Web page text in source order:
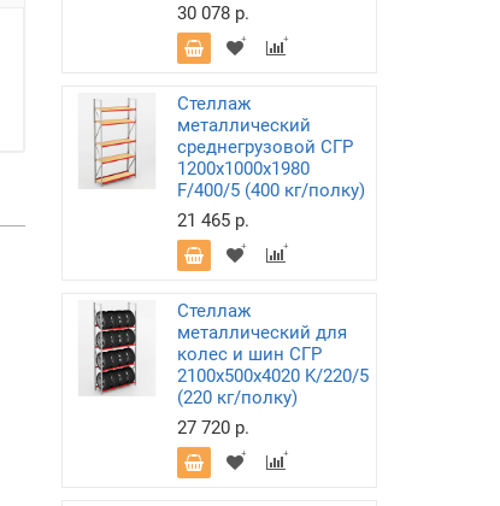
30 078 р.
Стеллаж
металлический
среднегрузовой СГР
1200х1000х1980
F/400/5 (400 кг/полку)
21 465 р.
Стеллаж
металлический для
колес и шин СГР
2100х500х4020 K/220/5
(220 кг/полку)
27 720 р.